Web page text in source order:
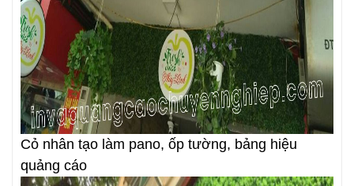
Cỏ nhân tạo làm pano, ốp tường, bảng hiệu
quảng cáo